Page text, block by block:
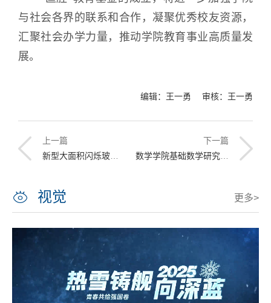
与社会各界的联系和合作，凝聚优秀校友资源，
汇聚社会办学力量，推动学院教育事业高质量发
展。
编辑：王一勇 审核：王一勇
上一篇
新型大面积闪烁玻璃研制合作组第五次会议在我校召开
下一篇
数学学院基础数学研究生第二党支部开展“学习宣传贯彻习近平总书记视察学校重要讲话精神”主题党日活动
视觉 更多>